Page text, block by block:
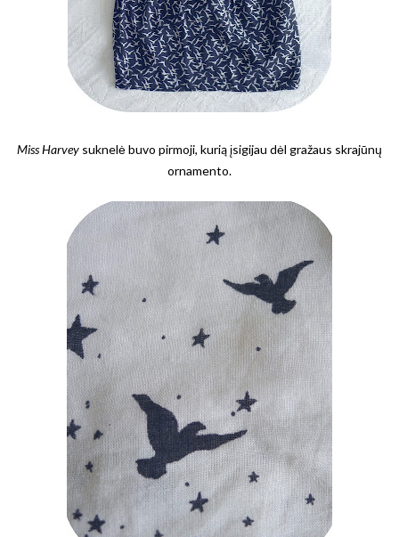
Miss Harvey suknelė buvo pirmoji, kurią įsigijau dėl gražaus skrajūnų
ornamento.